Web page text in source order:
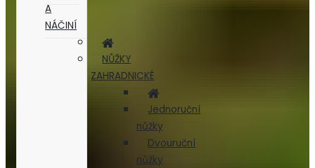
A
NÁČINÍ
NŮŽKY
ZAHRADNICKÉ
Jednoruční
nůžky
Dvouruční
nůžky